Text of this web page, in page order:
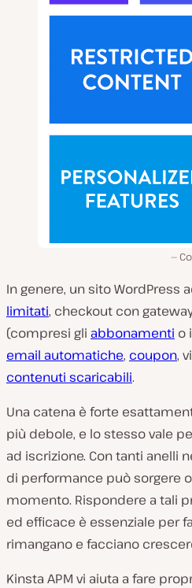
In genere, un sito WordPress
limitati, checkout con
(compresi gli abbonamenti o i
email automatiche, coupon,
contenuti scaricabili.
Una catena è forte
più debole, e lo stesso vale
ad iscrizione. Con tanti anelli
di performance può sorgere
momento. Rispondere a tali
ed efficace è essenziale per
rimangano e facciano
Kinsta APM vi aiuta a fare